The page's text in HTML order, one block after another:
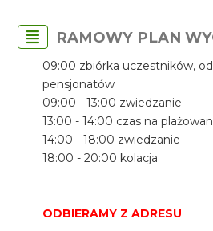
RAMOWY PLAN
09:00 zbiórka uczestników,
pensjonatów
09:00 - 13:00 zwiedzanie
13:00 - 14:00 czas na
14:00 - 18:00 zwiedzanie
18:00 - 20:00 kolacja
ODBIERAMY Z ADRESU